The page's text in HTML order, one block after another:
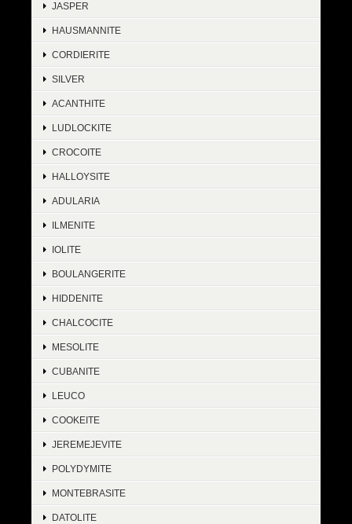
JASPER
HAUSMANNITE
CORDIERITE
SILVER
ACANTHITE
LUDLOCKITE
CROCOITE
HALLOYSITE
ADULARIA
ILMENITE
IOLITE
BOULANGERITE
HIDDENITE
CHALCOCITE
MESOLITE
CUBANITE
LEUCO
COOKEITE
JEREMEJEVITE
POLYDYMITE
MONTEBRASITE
DATOLITE